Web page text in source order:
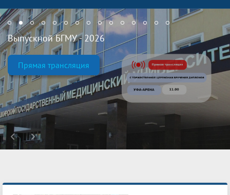
Выпускной БГМУ - 2026
Прямая трансляция